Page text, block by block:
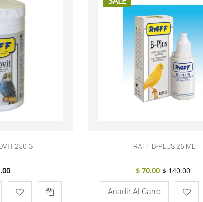
250 G RAFF B-PLUS 25 ML
$ 70.00 $ 140.00
Añadir Al Carro